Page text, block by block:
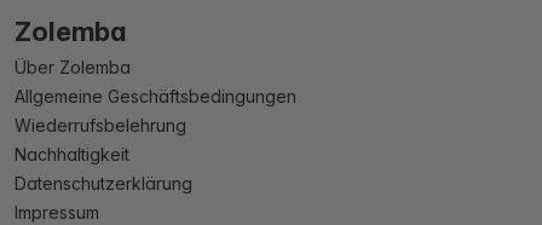
Zolemba
Über Zolemba
Allgemeine Geschäftsbedingungen
Wiederrufsbelehrung
Nachhaltigkeit
Datenschutzerklärung
Impressum